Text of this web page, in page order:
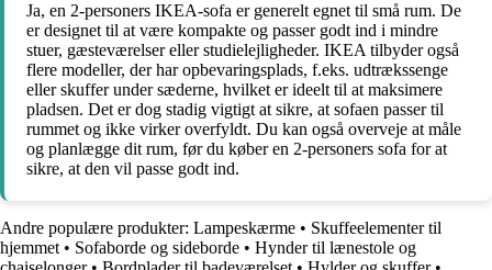
Ja, en 2-personers IKEA-sofa er generelt egnet til små rum. De
er designet til at være kompakte og passer godt ind i mindre
stuer, gæsteværelser eller studielejligheder. IKEA tilbyder også
flere modeller, der har opbevaringsplads, f.eks. udtrækssenge
eller skuffer under sæderne, hvilket er ideelt til at maksimere
pladsen. Det er dog stadig vigtigt at sikre, at sofaen passer til
rummet og ikke virker overfyldt. Du kan også overveje at måle
og planlægge dit rum, før du køber en 2-personers sofa for at
sikre, at den vil passe godt ind.
Andre populære produkter: Lampeskærme • Skuffeelementer til
hjemmet • Sofaborde og sideborde • Hynder til lænestole og